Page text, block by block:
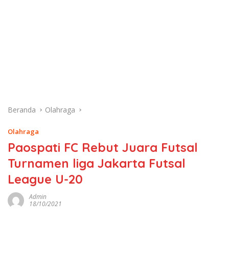
Beranda Olahraga
Olahraga
Paospati FC Rebut Juara Futsal
Turnamen liga Jakarta Futsal
League U-20
Admin
18/10/2021